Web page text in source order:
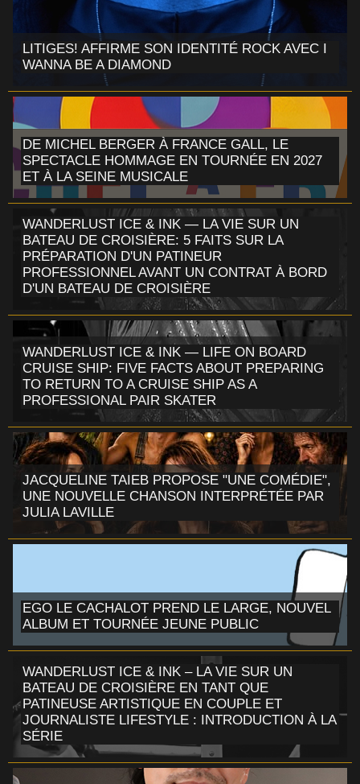
LITIGES! AFFIRME SON IDENTITÉ ROCK AVEC I
WANNA BE A DIAMOND
DE MICHEL BERGER À FRANCE GALL, LE
SPECTACLE HOMMAGE EN TOURNÉE EN 2027
ET À LA SEINE MUSICALE
WANDERLUST ICE & INK — LA VIE SUR UN
BATEAU DE CROISIÈRE: 5 FAITS SUR LA
PRÉPARATION D'UN PATINEUR
PROFESSIONNEL AVANT UN CONTRAT À BORD
D'UN BATEAU DE CROISIÈRE
WANDERLUST ICE & INK — LIFE ON BOARD
CRUISE SHIP: FIVE FACTS ABOUT PREPARING
TO RETURN TO A CRUISE SHIP AS A
PROFESSIONAL PAIR SKATER
JACQUELINE TAIEB PROPOSE "UNE COMÉDIE",
UNE NOUVELLE CHANSON INTERPRÉTÉE PAR
JULIA LAVILLE
EGO LE CACHALOT PREND LE LARGE, NOUVEL
ALBUM ET TOURNÉE JEUNE PUBLIC
WANDERLUST ICE & INK – LA VIE SUR UN
BATEAU DE CROISIÈRE EN TANT QUE
PATINEUSE ARTISTIQUE EN COUPLE ET
JOURNALISTE LIFESTYLE : INTRODUCTION À LA
SÉRIE